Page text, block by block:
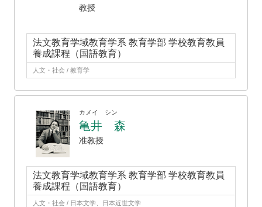
教授
法文教育学域教育学系 教育学部 学校教育教員
養成課程（国語教育）
人文・社会 / 教育学
カメイ シン
亀井 森
准教授
法文教育学域教育学系 教育学部 学校教育教員
養成課程（国語教育）
人文・社会 / 日本文学、日本近世文学